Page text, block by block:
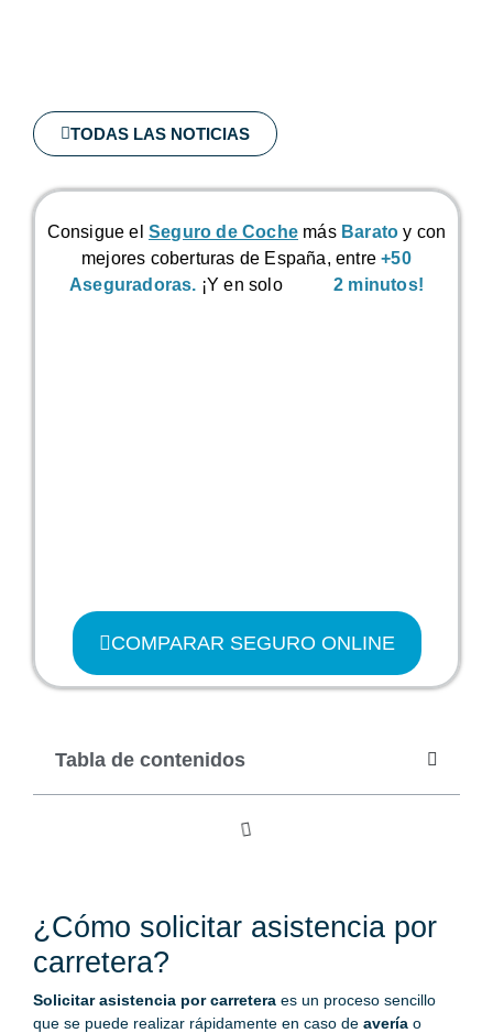
¿Cómo solicitar asistencia por
carretera?
Solicitar asistencia por carretera es un proceso sencillo
que se puede realizar rápidamente en caso de avería o
TODAS LAS NOTICIAS
Consigue el Seguro de Coche más Barato y con
mejores coberturas de España, entre+50
Aseguradoras. ¡Y en solo 2 minutos!
COMPARAR SEGURO ONLINE
Tabla de contenidos